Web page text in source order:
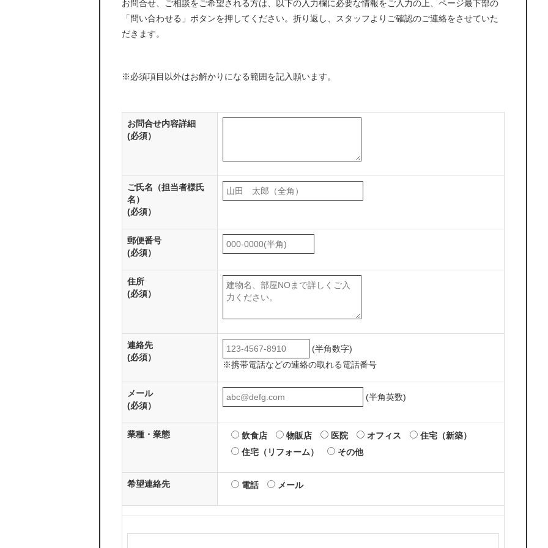
お問合せ、ご相談をご希望される方は、以下の入力欄に必要な情報をご入力の上、ページ最下部の
「問い合わせる」ボタンを押してください。折り返し、スタッフよりご確認のご連絡をさせていた
だきます。
※必須項目以外はお解かりになる範囲を記入願います。
お問合せ内容詳細
(必須）
ご氏名（担当者様氏
名）
(必須）
郵便番号
(必須）
住所
(必須）
連絡先
(必須）
(半角数字)
※携帯電話などの連絡の取れる電話番号
メール
(必須）
(半角英数)
業種・業態 飲食店 物販店 医院 オフィス
住宅（新築）
住宅（リフォーム）
その他
希望連絡先 電話 メール